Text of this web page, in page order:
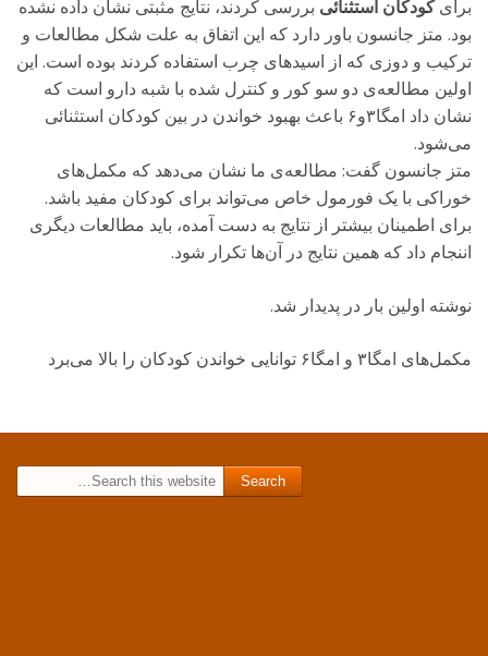
برایکودکان استثنائی بررسی کردند، نتایج مثبتی نشان داده نشده
بود. متز جانسون باور دارد که این اتفاق به علت شکل مطالعات و
ترکیب و دوزی که از اسیدهای چرب استفاده کردند بوده است. این
اولین مطالعه‌ی دو سو کور و کنترل شده با شبه دارو است که
نشان داد امگا۳و۶ باعث بهبود خواندن در بین کودکان استثنائی
می‌شود.
متز جانسون گفت: مطالعه‌ی ما نشان می‌دهد که مکمل‌های
خوراکی با یک فورمول خاص می‌تواند برای کودکان مفید باشد.
برای اطمینان بیشتر از نتایج به دست آمده، باید مطالعات دیگری
اننجام داد که همین نتایج در آن‌ها تکرار شود.
نوشته اولین بار در پدیدار شد.
مکمل‌های امگا۳ و امگا۶ توانایی خواندن کودکان را بالا می‌برد